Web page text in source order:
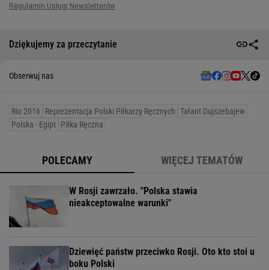
Dziękujemy za przeczytanie
Obserwuj nas
Rio 2016 Reprezentacja Polski Piłkarzy Ręcznych Tałant Dujszebajew
Polska - Egipt Piłka Ręczna
POLECAMY WIĘCEJ TEMATÓW
W Rosji zawrzało. "Polska stawia
nieakceptowalne warunki"
Dziewięć państw przeciwko Rosji. Oto kto stoi u
boku Polski